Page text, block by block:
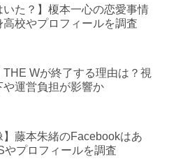
いた？】榎本一心の恋愛事情
高校やプロフィールを調査
THE Wが終了する理由は？視
や運営負担が影響か
】藤本朱緒のFacebookはあ
やプロフィールを調査